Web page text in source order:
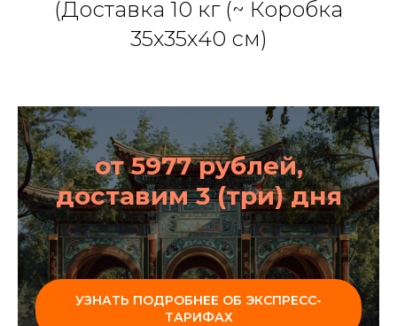
(Доставка 10 кг (~ Коробка
35х35х40 см)
от 5977 рублей,
доставим 3 (три) дня
УЗНАТЬ ПОДРОБНЕЕ ОБ ЭКСПРЕСС-
ТАРИФАХ